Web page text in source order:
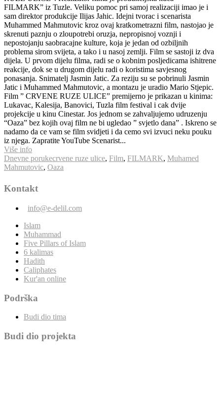
FILMARK” iz Tuzle. Veliku pomoc pri samoj realizaciji imao je i
sam direktor produkcije Ilijas Jahic. Idejni tvorac i scenarista
Muhammed Mahmutovic kroz ovaj kratkometrazni film, nastojao je
skrenuti paznju o zloupotrebi oruzja, nepropisnoj voznji i
nepostojanju saobracajne kulture, koja je jedan od ozbiljnih
problema sirom svijeta, a tako i u nasoj zemlji. Film se sastoji iz dva
dijela. U prvom dijelu filma, radi se o kobnim posljedicama ishitrene
reakcije, dok se u drugom dijelu radi o koristima savjesnog
ponasanja. Snimatelj Jasmin Jatic. Za reziju su se pobrinuli Jasmin
Jatic i Muhammed Mahmutovic, a montazu je uradio Mario Stjepic.
Film ” CRVENE RUZE ULICE” premijerno je prikazan u kinima:
Lukavac, Kalesija, Banovici, Tuzla film festival i cak dvije
projekcije u kinu Cinestar. Jos jednom se zahvaljujemo udruzenju
“Oaza” bez kojih ovaj film ne bi ugledao ” svjetlo dana” . Iskreno se
nadamo da ce vam se film svidjeti i da cemo svi izvuci neku pouku
iz njega. Zapratite YouTube Scenarist...
Više info
Dnevne porukecrvene ruze ulice, Film, FILMARK, Muhamed
Mahmutovic, Oaza
Kontakt
info@e-delil.com
Islam
Muhammad
Five Pillars of Islam
6 kalimas
Hadith
Caliphates
Kur'an online
Podrška
Budi dio tima
Budi dio projekta